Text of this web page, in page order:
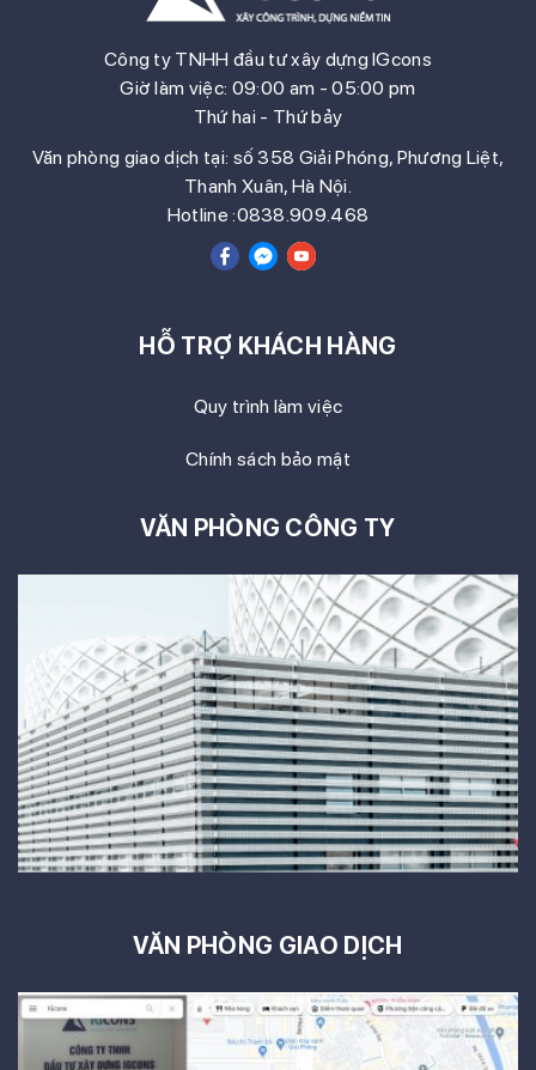
Công ty TNHH đầu tư xây dựng IGcons
Giờ làm việc: 09:00 am - 05:00 pm
Thứ hai - Thứ bảy
Văn phòng giao dịch tại: số 358 Giải Phóng, Phương Liệt,
Thanh Xuân, Hà Nội.
Hotline :0838.909.468
HỖ TRỢ KHÁCH HÀNG
Quy trình làm việc
Chính sách bảo mật
VĂN PHÒNG CÔNG TY
VĂN PHÒNG GIAO DỊCH